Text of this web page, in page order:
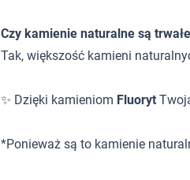
Czy kamienie naturalne są
Tak, większość kamieni
✨ Dzięki kamieniom Fluoryt
*Ponieważ są to kamienie